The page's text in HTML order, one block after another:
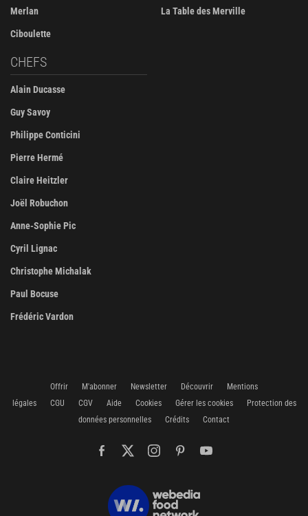
Merlan
Ciboulette
La Table des Merville
CHEFS
Alain Ducasse
Guy Savoy
Philippe Conticini
Pierre Hermé
Claire Heitzler
Joël Robuchon
Anne-Sophie Pic
Cyril Lignac
Christophe Michalak
Paul Bocuse
Frédéric Vardon
Offrir M'abonner Newsletter Découvrir
Mentions
légales
CGU CGV Aide Cookies Gérer les cookies
Protection des
données personnelles
Crédits Contact